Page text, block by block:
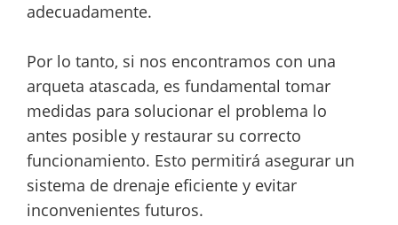
adecuadamente.
Por lo tanto, si nos encontramos con una
arqueta atascada, es fundamental tomar
medidas para solucionar el problema lo
antes posible y restaurar su correcto
funcionamiento. Esto permitirá asegurar un
sistema de drenaje eficiente y evitar
inconvenientes futuros.